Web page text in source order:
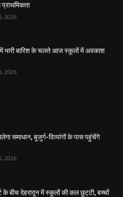
प्राथमिकता
2026
में भारी बारिश के चलते आज स्कूलों में अवकाश
2026
समाधान, बुजुर्ग-दिव्यांगों के पास पहुंचेंगे
2026
के बीच देहरादून में स्कूलों की कल छुट्टी, बच्चों